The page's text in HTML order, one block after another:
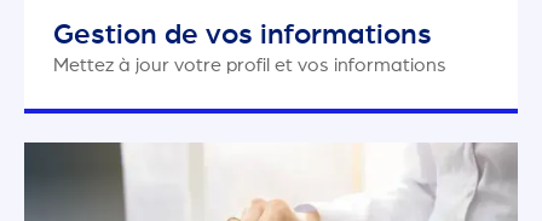
Gestion de vos informations
Mettez à jour votre profil et vos informations